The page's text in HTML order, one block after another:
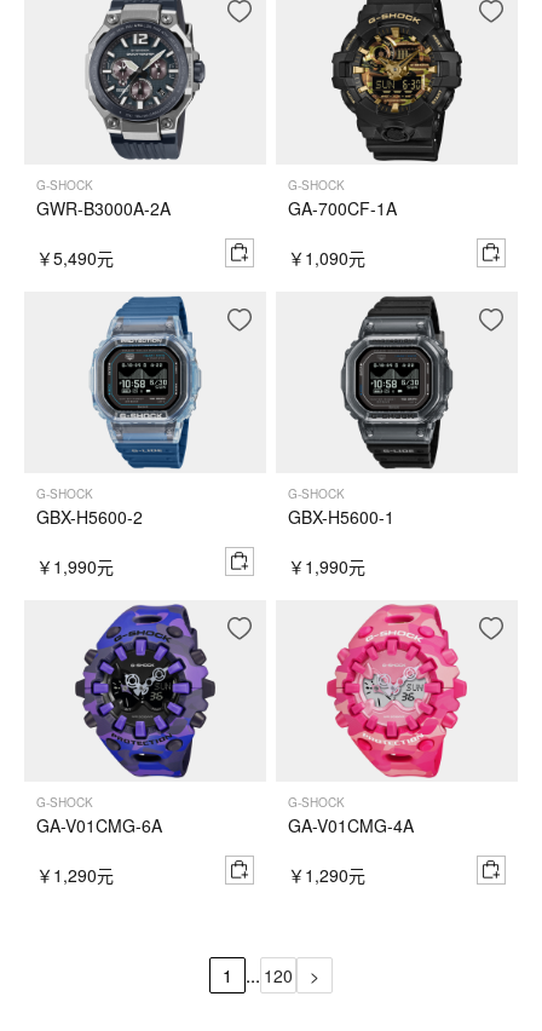
G-SHOCK
GWR-B3000A-2A
￥5,490元
G-SHOCK
GA-700CF-1A
￥1,090元
G-SHOCK
GBX-H5600-2
￥1,990元
G-SHOCK
GBX-H5600-1
￥1,990元
G-SHOCK
GA-V01CMG-6A
￥1,290元
G-SHOCK
GA-V01CMG-4A
￥1,290元
1 ... 120 >